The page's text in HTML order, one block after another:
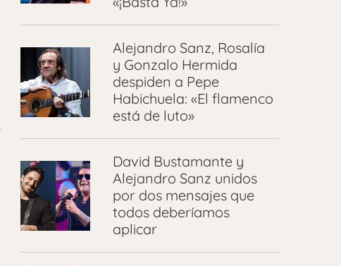
Alejandro Sanz, Rosalía
y Gonzalo Hermida
despiden a Pepe
Habichuela: «El flamenco
está de luto»
David Bustamante y
Alejandro Sanz unidos
por dos mensajes que
todos deberíamos
aplicar